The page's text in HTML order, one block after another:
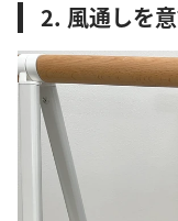
2. 風通しを